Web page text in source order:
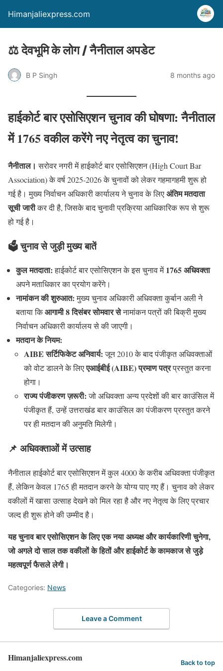
Himanjaliexpress.com
⚖️ देवभूमि के लोग / नैनीताल अपडेट
B P Singh 8 months ago
हाईकोर्ट बार एसोसिएशन चुनाव की घोषणा: नैनीताल
में 1765 वकील करेंगे नए नेतृत्व का चुनाव!
नैनीताल। सरोवर नगरी में हाईकोर्ट बार एसोसिएशन (High Court Bar
Association) के वर्ष 2025-2026 के चुनावों को लेकर गहमागहमी शुरू हो
गई है। मुख्य निर्वाचन अधिकारी कार्यालय ने चुनाव के लिएअंतिम मतदाता
सूची जारीकर दी है, जिसके बाद चुनावी प्रक्रिया आधिकारिक रूप से शुरू
हो गई है।
🗳️ चुनाव से जुड़ी मुख्य बातें
कुल मतदाता:हाईकोर्ट बार एसोसिएशन के इस चुनाव में1765 अधिवक्ता
अपने मताधिकार का प्रयोग करेंगे।
नामांकन की शुरुआत:मुख्य चुनाव अधिकारी अधिवक्ता कुर्बान अली ने
बताया किआगामी 8 दिसंबर सोमवार सेनामांकन पत्रों की बिक्री मुख्य
निर्वाचन अधिकारी कार्यालय से की जाएगी।
मतदान के नियम:
AIBE सर्टिफिकेट अनिवार्य:जून 2010 के बाद पंजीकृत अधिवक्ताओं
को वोट डालने के लिएएआईबीई (AIBE) प्रमाण पत्रप्रस्तुत करना
होगा।
राज्य पंजीकरण ज़रूरी:जो अधिवक्ता अन्य प्रदेशों की बार काउंसिल में
पंजीकृत हैं, उन्हें उत्तराखंड बार काउंसिल का पंजीकरण प्रस्तुत करने
पर ही मतदान की अनुमति मिलेगी।
📌 अधिवक्ताओं में उत्साह
नैनीताल हाईकोर्ट बार एसोसिएशन में कुल 4000 के करीब अधिवक्ता पंजीकृत
हैं, लेकिन केवल 1765 ही मतदान करने के योग्य पाए गए हैं। चुनाव को लेकर
वकीलों में खासा उत्साह देखने को मिल रहा है और नए नेतृत्व के लिए प्रचार
जल्द ही शुरू होने की उम्मीद है।
यह चुनाव बार एसोसिएशन के लिए एक नया अध्यक्ष और कार्यकारिणी चुनेगा,
जो अगले दो साल तक वकीलों के हितों और हाईकोर्ट के कामकाज से जुड़े
महत्वपूर्ण फैसले लेगी।
Categories: News
Leave a Comment
Himanjaliexpress.com Back to top